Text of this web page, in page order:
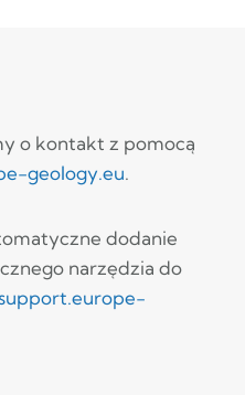
o kontakt z pomocą
geology.eu.
dodanie
narzędzia do